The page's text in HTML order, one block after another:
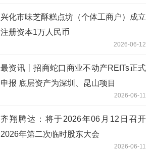
兴化市味芝酥糕点坊（个体工商户）成立
注册资本1万人民币
2026-06-12
最资讯丨招商蛇口商业不动产REITs正式
申报 底层资产为深圳、昆山项目
2026-06-11
齐翔腾达：将于2026年06月12日召开
2026年第二次临时股东大会
2026-06-11